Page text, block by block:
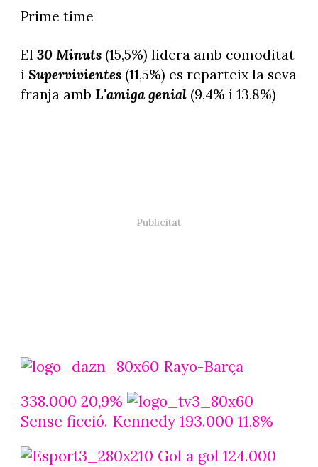
Prime time
El 30 Minuts(15,5%) lidera amb comoditat
i Supervivientes(11,5%) es reparteix la seva
franja amb L'amiga genial (9,4% i 13,8%)
Rayo-Barça
338.000 20,9%
Sense ficció. Kennedy 193.000 11,8%
Gol a gol 124.000